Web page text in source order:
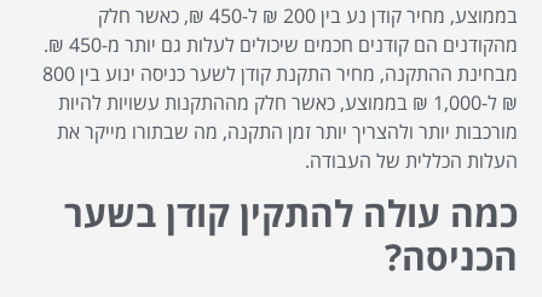
בממוצע, מחיר קודן נע בין 200 ₪ ל-450 ₪, כאשר חלק
מהקודנים הם קודנים חכמים שיכולים לעלות גם יותר מ-450 ₪.
מבחינת ההתקנה, מחיר התקנת קודן לשער כניסה ינוע בין 800
₪ ל-1,000 ₪ בממוצע, כאשר חלק מההתקנות עשויות להיות
מורכבות יותר ולהצריך יותר זמן התקנה, מה שבתורו מייקר את
העלות הכללית של העבודה.
כמה עולה להתקין קודן בשער
הכניסה?